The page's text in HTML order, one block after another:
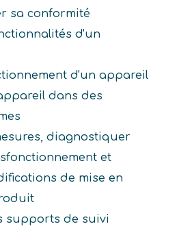
sa conformité
d'un
d'un appareil
dans des
diagnostiquer
et
de mise en
supports de suivi